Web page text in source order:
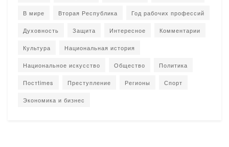
В мире Вторая Республика Год рабочих профессий
Духовность Защита Интересное Комментарии
Культура Национальная история
Национальное искусство Общество Политика
Постtimes Преступление Регионы Спорт
Экономика и бизнес